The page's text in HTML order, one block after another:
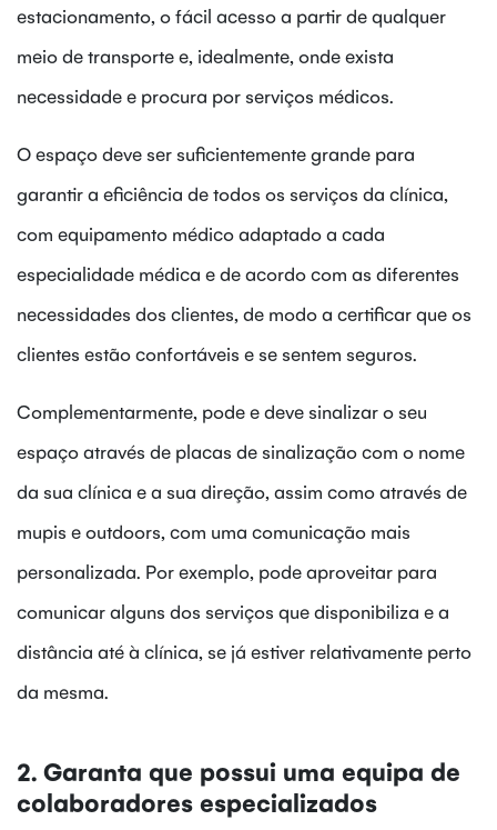
estacionamento, o fácil acesso a partir de qualquer
meio de transporte e, idealmente, onde exista
necessidade e procura por serviços médicos.
O espaço deve ser suficientemente grande para
garantir a eficiência de todos os serviços da clínica,
com equipamento médico adaptado a cada
especialidade médica e de acordo com as diferentes
necessidades dos clientes, de modo a certificar que os
clientes estão confortáveis e se sentem seguros.
Complementarmente, pode e deve sinalizar o seu
espaço através de placas de sinalização com o nome
da sua clínica e a sua direção, assim como através de
mupis e outdoors, com uma comunicação mais
personalizada. Por exemplo, pode aproveitar para
comunicar alguns dos serviços que disponibiliza e a
distância até à clínica, se já estiver relativamente perto
da mesma.
2. Garanta que possui uma equipa de
colaboradores especializados